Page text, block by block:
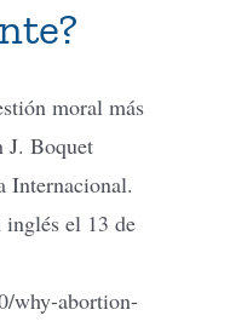
moral más
J. Boquet
Internacional.
el 13 de
why-abortion-